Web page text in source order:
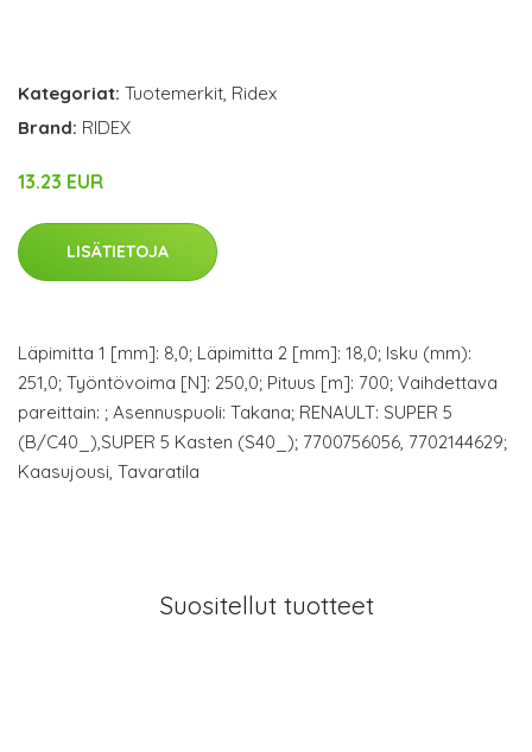
Kategoriat: Tuotemerkit, Ridex
Brand: RIDEX
13.23 EUR
LISÄTIETOJA
Läpimitta 1 [mm]: 8,0; Läpimitta 2 [mm]: 18,0; Isku (mm):
251,0; Työntövoima [N]: 250,0; Pituus [m]: 700; Vaihdettava
pareittain: ; Asennuspuoli: Takana; RENAULT: SUPER 5
(B/C40_),SUPER 5 Kasten (S40_); 7700756056, 7702144629;
Kaasujousi, Tavaratila
Suositellut tuotteet